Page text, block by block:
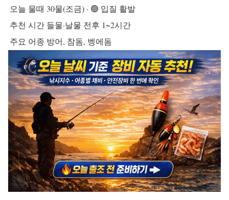
오늘 물때 30물(조금) · 🟢 입질 활발
추천 시간 들물·날물 전후 1~2시간
주요 어종 방어, 참돔, 벵에돔